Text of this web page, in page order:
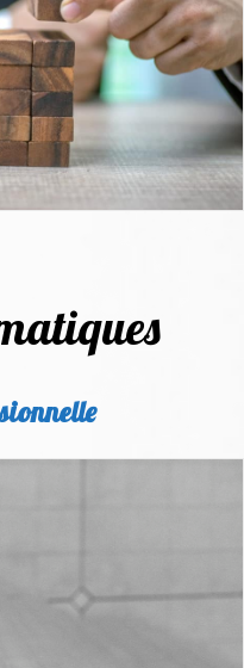
hommes...
sur nos solutions contre